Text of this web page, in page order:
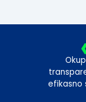
efikasno